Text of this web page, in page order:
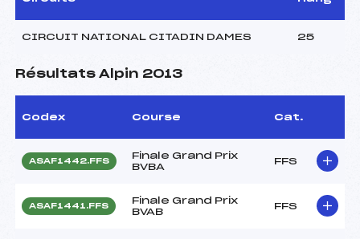
CIRCUIT NATIONAL CITADIN DAMES 25
Résultats Alpin 2013
Codex Course Cat.
ASAF1442.FFS
Finale Grand Prix
BVBA
FFS
ASAF1441.FFS
Finale Grand Prix
BVAB
FFS